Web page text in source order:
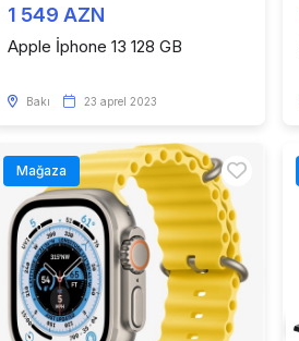
1 549 AZN
Apple İphone 13 128 GB
Bakı 23 aprel 2023
Mağaza